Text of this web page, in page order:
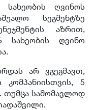
ღვინოს
სეგმენტზე
აზრით,
სახეობის ღვინო
არ ვგეგმავთ,
კომპანიისთვის, 5
თუმცა სამომავლოდ